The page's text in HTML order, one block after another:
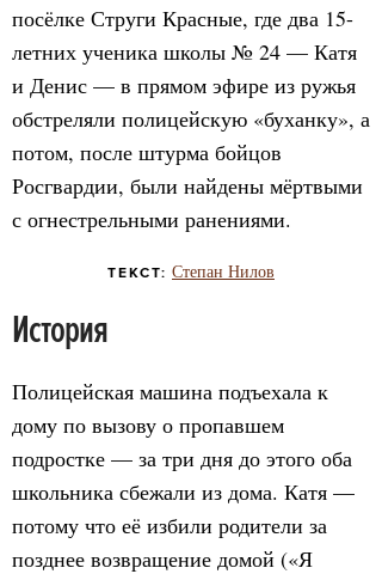
посёлке Струги Красные, где два 15-
летних ученика школы № 24 — Катя
и Денис — в прямом эфире из ружья
обстреляли полицейскую «буханку», а
потом, после штурма бойцов
Росгвардии, были найдены мёртвыми
с огнестрельными ранениями.
ТЕКСТ: Степан Нилов
История
Полицейская машина подъехала к
дому по вызову о пропавшем
подростке — за три дня до этого оба
школьника сбежали из дома. Катя —
потому что её избили родители за
позднее возвращение домой («Я